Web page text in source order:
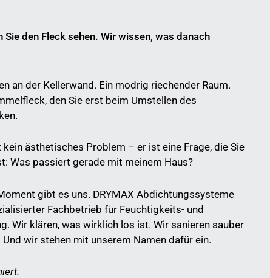
Sie den Fleck sehen. Wir wissen, was danach
an der Kellerwand. Ein modrig riechender Raum.
den Sie erst beim Umstellen des
ästhetisches Problem – er ist eine Frage, die Sie
Was passiert gerade mit meinem Haus?
gibt es uns. DRYMAX Abdichtungssysteme
Fachbetrieb für Feuchtigkeits- und
Wir klären, was wirklich los ist. Wir sanieren sauber
wir stehen mit unserem Namen dafür ein.